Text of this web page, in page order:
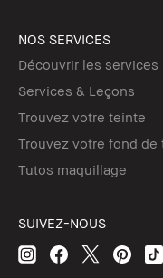
NOS SERVICES
Découvrir les services
Services & Leçons
Trouvez votre teinte
Trouvez votre fond de
Tutos maquillage
SUIVEZ-NOUS